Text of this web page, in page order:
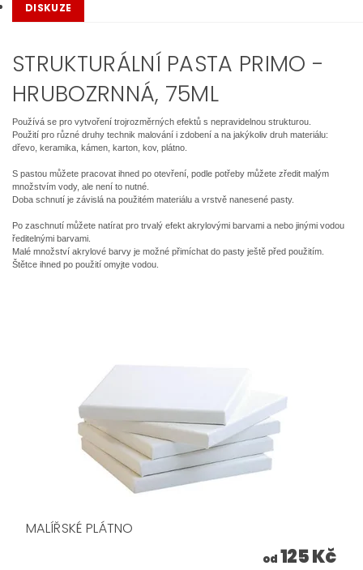
DISKUZE
STRUKTURÁLNÍ PASTA PRIMO -
HRUBOZRNNÁ, 75ML
Používá se pro vytvoření trojrozměrných efektů s nepravidelnou strukturou.
Použití pro různé druhy technik malování i zdobení a na jakýkoliv druh materiálu:
dřevo, keramika, kámen, karton, kov, plátno.
S pastou můžete pracovat ihned po otevření, podle potřeby můžete zředit malým
množstvím vody, ale není to nutné.
Doba schnutí je závislá na použitém materiálu a vrstvě nanesené pasty.
Po zaschnutí můžete natírat pro trvalý efekt akrylovými barvami a nebo jinými vodou
ředitelnými barvami.
Malé množství akrylové barvy je možné přimíchat do pasty ještě před použitím.
Štětce ihned po použití omyjte vodou.
MALÍŘSKÉ PLÁTNO
od 125 Kč